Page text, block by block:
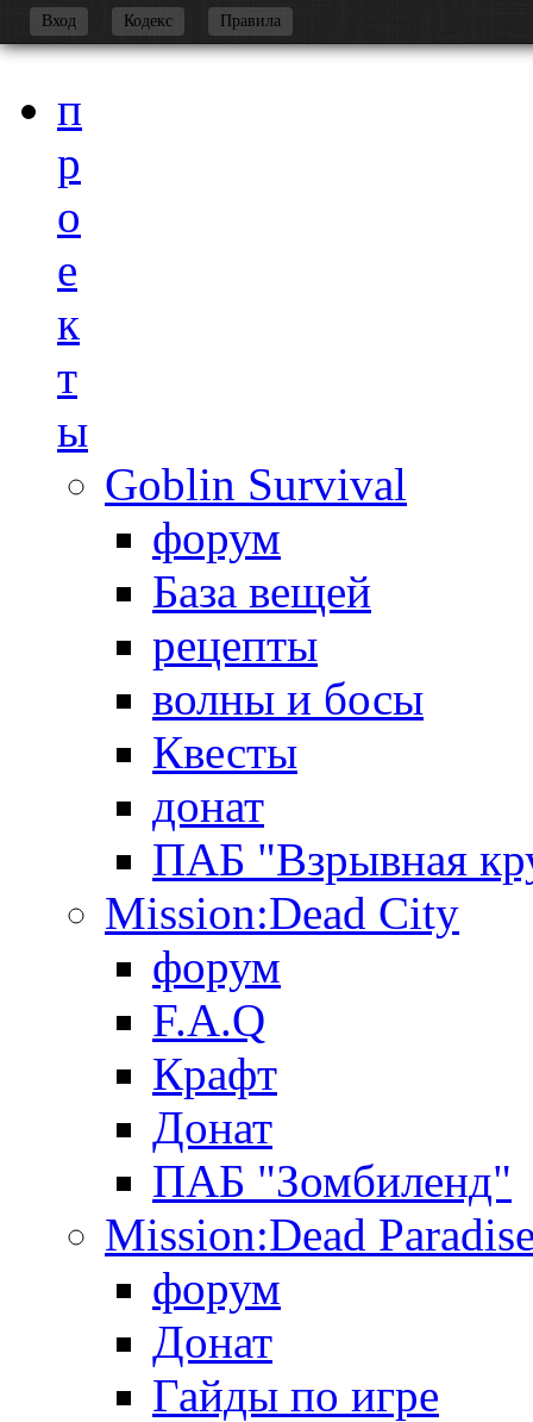
Вход Кодекс Правила
-
п
р
о
е
к
т
ы
Goblin Survival
форум
База вещей
рецепты
волны и босы
Квесты
донат
ПАБ "Взрывная
Mission:Dead City
форум
F.A.Q
Крафт
Донат
ПАБ "Зомбиленд"
Mission:Dead
форум
Донат
Гайды по игре